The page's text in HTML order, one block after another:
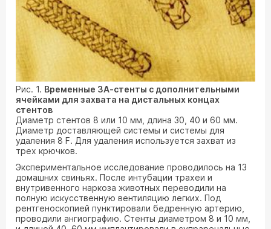
Рис. 1. Временные ЗА-стенты с дополнительными
ячейками для захвата на дистальных концах
стентов
Диаметр стентов 8 или 10 мм, длина 30, 40 и 60 мм.
Диаметр доставляющей системы и системы для
удаления 8 F. Для удаления используется захват из
трех крючков.
Экспериментальное исследование проводилось на 13
домашних свиньях. После интубации трахеи и
внутривенного наркоза животных переводили на
полную искусственную вентиляцию легких. Под
рентгеноскопией пунктировали бедренную артерию,
проводили ангиографию. Стенты диаметром 8 и 10 мм,